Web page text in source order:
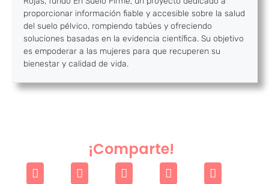
proporcionar información fiable y accesible sobre la salud
del suelo pélvico, rompiendo tabúes y ofreciendo
soluciones basadas en la evidencia científica. Su objetivo
es empoderar a las mujeres para que recuperen su
bienestar y calidad de vida.
¡Comparte!